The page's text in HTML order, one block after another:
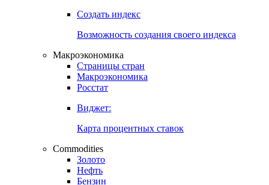
Создать индекс
Возможность создания своего индекса
Макроэкономика
Страницы стран
Макроэкономика
Росстат
Виджет:
Карта процентных ставок
Commodities
Золото
Нефть
Бензин